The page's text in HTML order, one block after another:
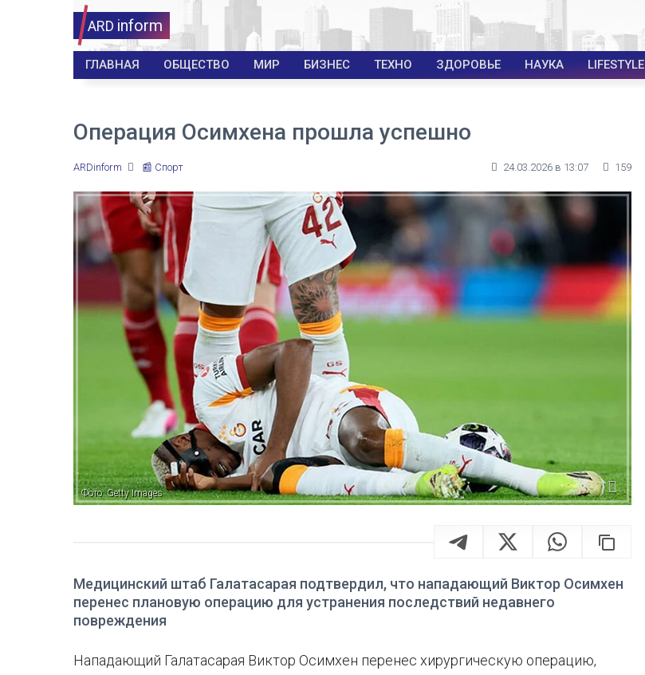
ARD inform
ГЛАВНАЯ ОБЩЕСТВО МИР БИЗНЕС ТЕХНО ЗДОРОВЬЕ НАУКА LIFESTYLE
Операция Осимхена прошла успешно
ARDinform 📰 Спорт 24.03.2026 в 13:07 159
Фото: Getty Images
Медицинский штаб Галатасарая подтвердил, что нападающий Виктор Осимхен
перенес плановую операцию для устранения последствий недавнего
повреждения
Нападающий Галатасарая Виктор Осимхен перенес хирургическую операцию,